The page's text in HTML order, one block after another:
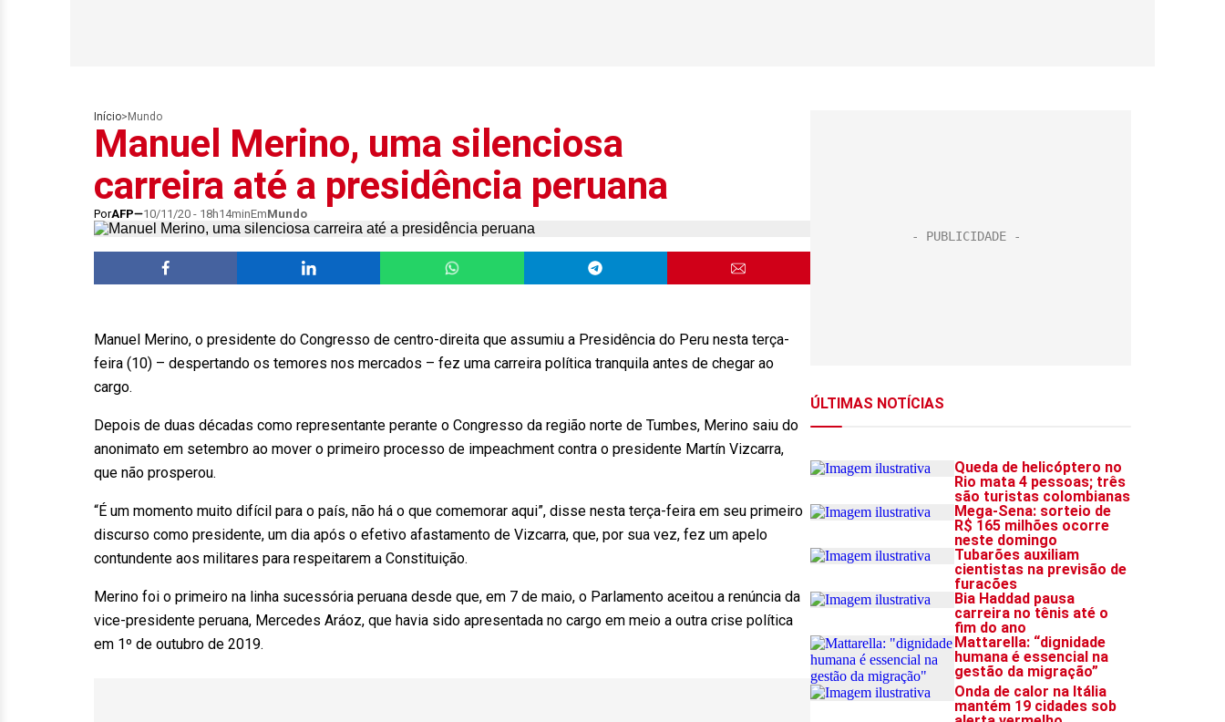
Início> Mundo
Manuel Merino, uma silenciosa
carreira até a presidência peruana
PorAFP 10/11/20 - 18h14minEmMundo
Manuel Merino, o presidente do Congresso de centro-direita que assumiu a Presidência do Peru nesta terça-
feira (10) – despertando os temores nos mercados – fez uma carreira política tranquila antes de chegar ao
cargo.
Depois de duas décadas como representante perante o Congresso da região norte de Tumbes, Merino saiu do
anonimato em setembro ao mover o primeiro processo de impeachment contra o presidente Martín Vizcarra,
que não prosperou.
“É um momento muito difícil para o país, não há o que comemorar aqui”, disse nesta terça-feira em seu primeiro
discurso como presidente, um dia após o efetivo afastamento de Vizcarra, que, por sua vez, fez um apelo
contundente aos militares para respeitarem a Constituição.
Merino foi o primeiro na linha sucessória peruana desde que, em 7 de maio, o Parlamento aceitou a renúncia da
vice-presidente peruana, Mercedes Aráoz, que havia sido apresentada no cargo em meio a outra crise política
em 1º de outubro de 2019.